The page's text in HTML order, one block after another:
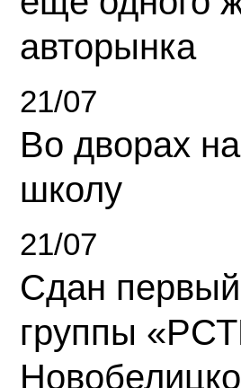
авторынка
21/07
Во дворах
школу
21/07
Сдан
группы